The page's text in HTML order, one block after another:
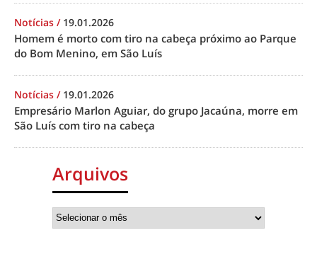
Notícias / 19.01.2026
Homem é morto com tiro na cabeça próximo ao Parque
do Bom Menino, em São Luís
Notícias / 19.01.2026
Empresário Marlon Aguiar, do grupo Jacaúna, morre em
São Luís com tiro na cabeça
Arquivos